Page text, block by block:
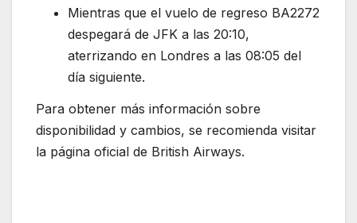
Mientras que el vuelo de regreso BA2272
despegará de JFK a las 20:10,
aterrizando en Londres a las 08:05 del
día siguiente.
Para obtener más información sobre
disponibilidad y cambios, se recomienda visitar
la página oficial de British Airways.